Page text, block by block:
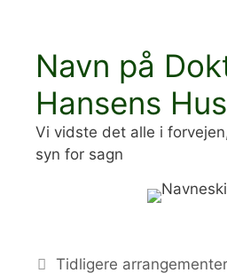
Navn på
Hansens Hus
Vi vidste det alle i
syn for sagn
Kategorier
Tidligere arrangementer